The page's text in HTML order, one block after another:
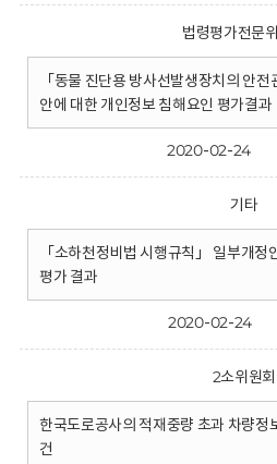
법령평가전문
「동물 진단용 방사선발생장치의 안
안에 대한 개인정보 침해요인 평가결과
2020-02-24
기타
「소하천정비법 시행규칙」 일부개
평가 결과
2020-02-24
2소위원회
한국도로공사의 적재중량 초과 차량정
건